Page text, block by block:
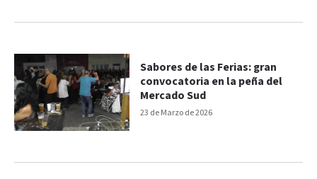
23 de Marzo de 2026
Sabores de las Ferias: gran
convocatoria en la peña del
Mercado Sud